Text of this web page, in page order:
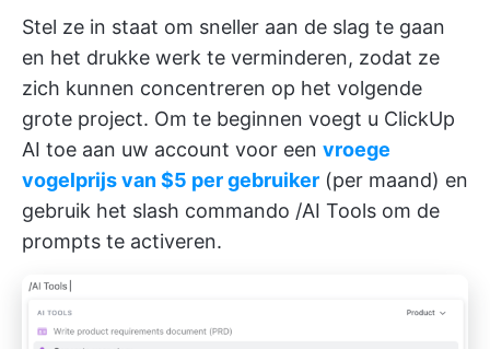
Stel ze in staat om sneller aan de slag te gaan
en het drukke werk te verminderen, zodat ze
zich kunnen concentreren op het volgende
grote project. Om te beginnen voegt u ClickUp
AI toe aan uw account voor een vroege
vogelprijs van $5 per gebruiker (per maand) en
gebruik het slash commando /AI Tools om de
prompts te activeren.